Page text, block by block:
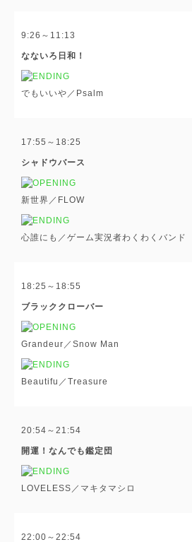
9:26～11:13
なないろ日和！
でもいいや／Psalm
17:55～18:25
シャドウバース
新世界／FLOW
心誰にも／ゲーム実況者わくわくバンド
18:25～18:55
ブラッククローバー
Grandeur／Snow Man
Beautifu／Treasure
20:54～21:54
開運！なんでも鑑定団
LOVELESS／マキタマシロ
22:00～22:54